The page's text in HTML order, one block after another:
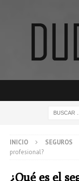
INICIO SEGUROS
profesional?
¿Qué es el